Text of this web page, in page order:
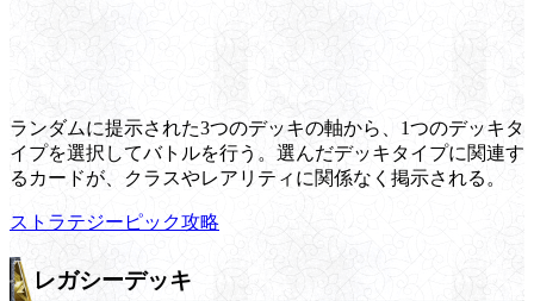
ランダムに提示された3つのデッキの軸から、1つのデッキタ
イプを選択してバトルを行う。選んだデッキタイプに関連す
るカードが、クラスやレアリティに関係なく掲示される。
ストラテジーピック攻略
レガシーデッキ